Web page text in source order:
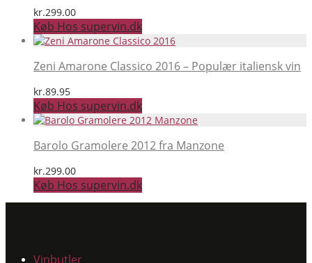
kr.299.00
Køb Hos supervin.dk
Zeni Amarone Classico 2016 – Populær italiensk vin
kr.89.95
Køb Hos supervin.dk
Barolo Gramolere 2012 fra Manzone
kr.299.00
Køb Hos supervin.dk
Vinbutler